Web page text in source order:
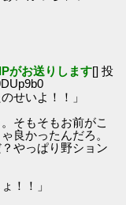
がお送りします[] 投
せいよ！！」
そもそもお前がこ
良かったんだろ。
っぱり野ション
！！」